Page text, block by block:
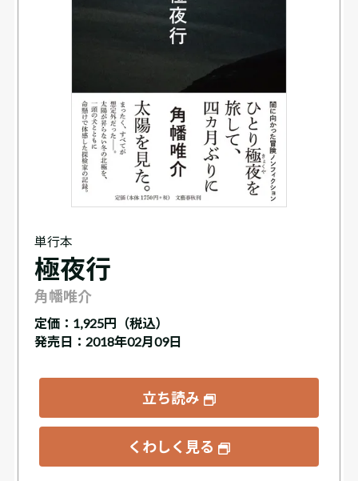
単行本
極夜行
角幡唯介
定価： 1,925円（税込）
発売日：2018年02月09日
立ち読み
くわしく見る